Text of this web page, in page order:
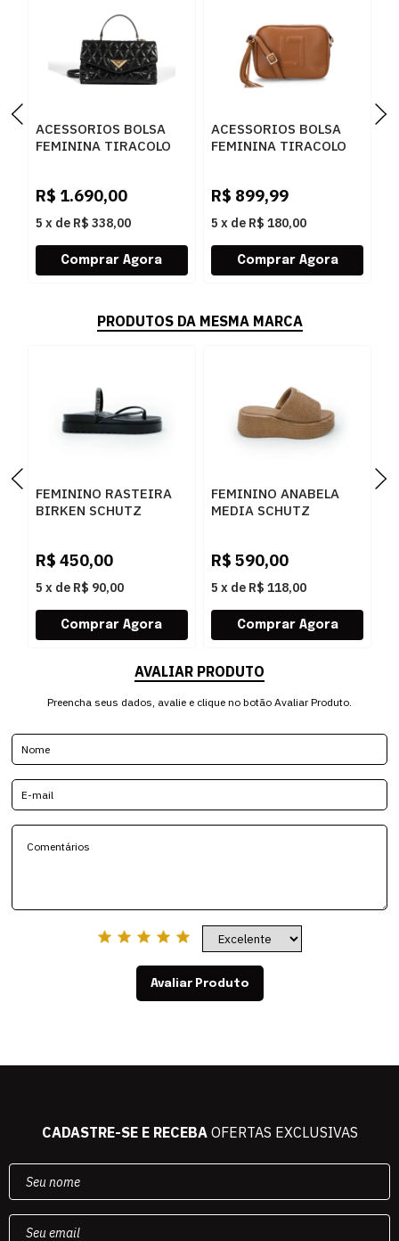
ACESSORIOS BOLSA
FEMININA TIRACOLO
BLACK
R$ 1.690,00
5 x de R$ 338,00
ACESSORIOS BOLSA
FEMININA TIRACOLO
AMENDOA
R$ 899,99
5 x de R$ 180,00
PRODUTOS DA MESMA MARCA
FEMININO RASTEIRA
BIRKEN SCHUTZ
CRISTAL
R$ 450,00
5 x de R$ 90,00
FEMININO ANABELA
MEDIA SCHUTZ
R$ 590,00
5 x de R$ 118,00
AVALIAR PRODUTO
Preencha seus dados, avalie e clique no botão Avaliar Produto.
Avaliar Produto
CADASTRE-SE E RECEBAOFERTAS EXCLUSIVAS